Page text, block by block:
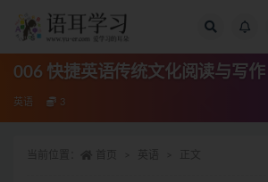
006 快捷英语传统文化阅读与写作
英语 3